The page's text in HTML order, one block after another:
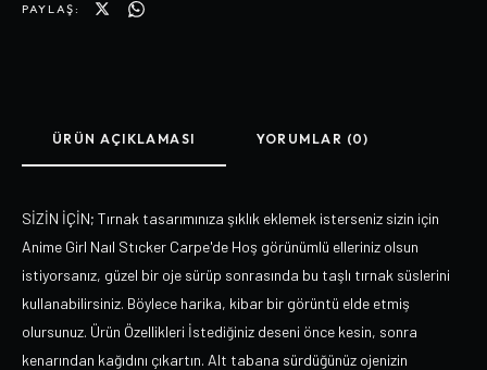
PAYLAŞ:
ÜRÜN AÇIKLAMASI YORUMLAR (0)
SİZİN İÇİN; Tırnak tasarımınıza şıklık eklemek isterseniz sizin için
Anime Girl Naıl Stıcker Carpe'de Hoş görünümlü elleriniz olsun
istiyorsanız, güzel bir oje sürüp sonrasında bu taşlı tırnak süslerini
kullanabilirsiniz. Böylece harika, kibar bir görüntü elde etmiş
olursunuz. Ürün Özellikleri İstediğiniz deseni önce kesin, sonra
kenarından kağıdını çıkartın. Alt tabana sürdüğünüz ojenizin